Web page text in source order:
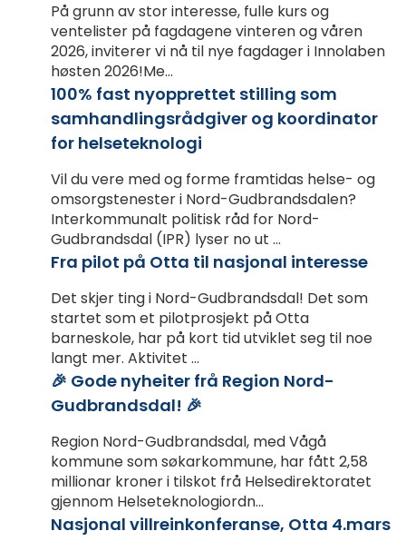
På grunn av stor interesse, fulle kurs og
ventelister på fagdagene vinteren og våren
2026, inviterer vi nå til nye fagdager i Innolaben
høsten 2026!Me...
100% fast nyopprettet stilling som
samhandlingsrådgiver og koordinator
for helseteknologi
Vil du vere med og forme framtidas helse- og
omsorgstenester i Nord-Gudbrandsdalen?
Interkommunalt politisk råd for Nord-
Gudbrandsdal (IPR) lyser no ut ...
Fra pilot på Otta til nasjonal interesse
Det skjer ting i Nord-Gudbrandsdal! Det som
startet som et pilotprosjekt på Otta
barneskole, har på kort tid utviklet seg til noe
langt mer. Aktivitet ...
🎉 Gode nyheiter frå Region Nord-
Gudbrandsdal! 🎉
Region Nord-Gudbrandsdal, med Vågå
kommune som søkarkommune, har fått 2,58
millionar kroner i tilskot frå Helsedirektoratet
gjennom Helseteknologiordn...
Nasjonal villreinkonferanse, Otta 4.mars